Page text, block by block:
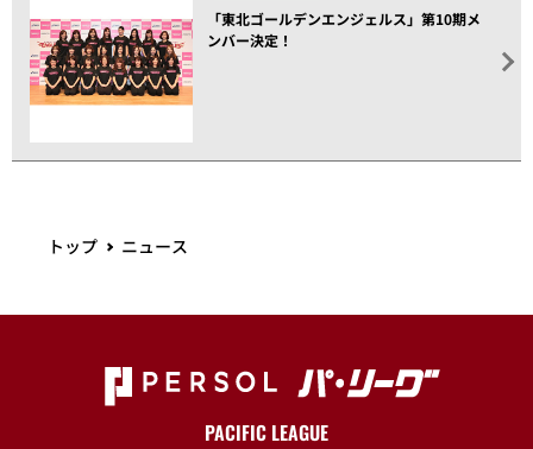
「東北ゴールデンエンジェルス」第10期メ
ンバー決定！
トップ ニュース
PACIFIC LEAGUE